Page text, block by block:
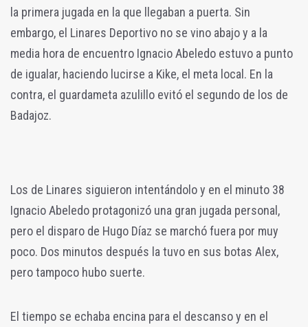
la primera jugada en la que llegaban a puerta. Sin
embargo, el Linares Deportivo no se vino abajo y a la
media hora de encuentro Ignacio Abeledo estuvo a punto
de igualar, haciendo lucirse a Kike, el meta local. En la
contra, el guardameta azulillo evitó el segundo de los de
Badajoz.
Los de Linares siguieron intentándolo y en el minuto 38
Ignacio Abeledo protagonizó una gran jugada personal,
pero el disparo de Hugo Díaz se marchó fuera por muy
poco. Dos minutos después la tuvo en sus botas Alex,
pero tampoco hubo suerte.
El tiempo se echaba encina para el descanso y en el